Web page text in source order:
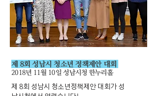
제 8회 성남시 청소년 정책제안 대회
2018년 11월 10일 성남시청 한누리홀
제 8회 성남시 청소년정책제안 대회가 성